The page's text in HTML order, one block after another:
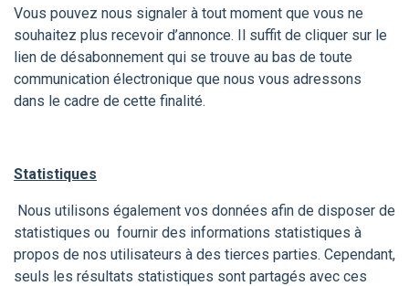
Vous pouvez nous signaler à tout moment que vous ne
souhaitez plus recevoir d’annonce. Il suffit de cliquer sur le
lien de désabonnement qui se trouve au bas de toute
communication électronique que nous vous adressons
dans le cadre de cette finalité.
Statistiques
Nous utilisons également vos données afin de disposer de
statistiques ou fournir des informations statistiques à
propos de nos utilisateurs à des tierces parties. Cependant,
seuls les résultats statistiques sont partagés avec ces